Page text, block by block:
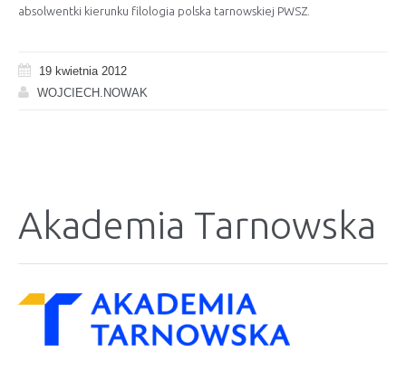
absolwentki kierunku filologia polska tarnowskiej PWSZ.
19 kwietnia 2012
WOJCIECH.NOWAK
Akademia Tarnowska